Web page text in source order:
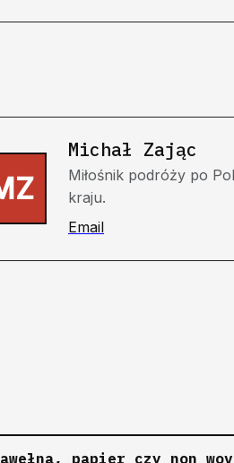
Michał Zając
Miłośnik podróży po
kraju.
Email
papier czy non